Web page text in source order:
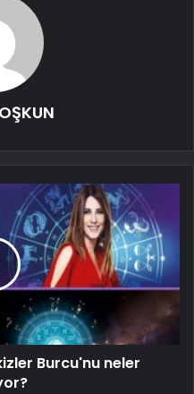
Burcu'nu neler